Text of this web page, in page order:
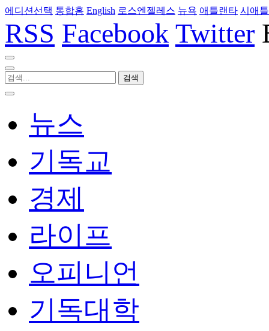
에디션선택 통합홈 English 로스엔젤레스 뉴욕 애틀랜타 시애틀
RSS Facebook Twitter
뉴스
기독교
경제
라이프
오피니언
기독대학